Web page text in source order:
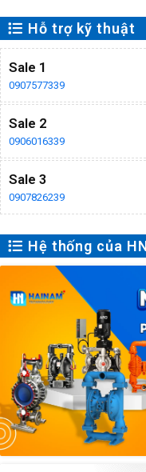
Hỗ trợ kỹ thuật
Sale 1
0907577339
Sale 2
0906016339
Sale 3
0907826239
Hệ thống của